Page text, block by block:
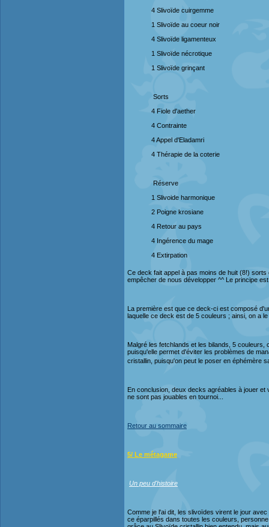
4 Slivoïde cuirgemme
1 Slivoïde au coeur noir
4 Slivoïde ligamenteux
1 Slivoïde nécrotique
1 Slivoïde grinçant
Sorts
4 Fiole d'aether
4 Contrainte
4 Appel d'Eladamri
4 Thérapie de la coterie
Réserve
1 Slivoide harmonique
2 Poigne krosiane
4 Retour au pays
4 Ingérence du mage
4 Extirpation
Ce deck fait appel à pas moins de huit (8!)
empêcher de nous développer ^^ Le principe
La première est que ce deck-ci est composé
laquelle ce deck est de 5 couleurs ; ainsi, on a
Malgré les fetchlands et les bilands, 5
puisqu'elle permet d'éviter les problèmes de
cristallin, puisqu'on peut le poser en éphémère
En conclusion, deux decks agréables à jouer
ne sont pas jouables en tournoi...
Retour au sommaire
5/ Le métagame
Un peu d'histoire
Comme je l'ai dit, les slivoïdes virent le jour
ce éparpillés dans toutes les couleurs,